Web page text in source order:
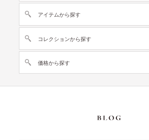
アイテムから探す
コレクションから探す
価格から探す